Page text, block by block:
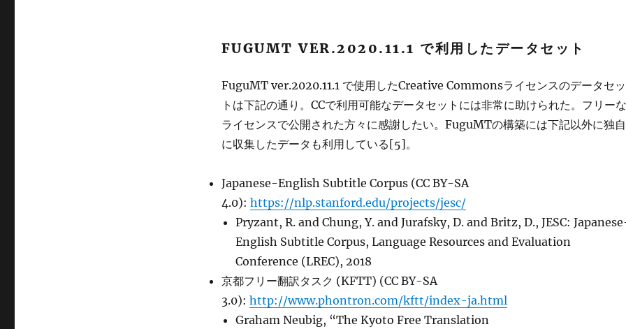
FUGUMT VER.2020.11.1 で利用したデータセット
FuguMT ver.2020.11.1 で使用したCreative Commonsライセンスのデータセッ
トは下記の通り。CCで利用可能なデータセットには非常に助けられた。フリーな
ライセンスで公開された方々に感謝したい。FuguMTの構築には下記以外に独自
に収集したデータも利用している[5]。
Japanese-English Subtitle Corpus (CC BY-SA
4.0): https://nlp.stanford.edu/projects/jesc/
Pryzant, R. and Chung, Y. and Jurafsky, D. and Britz, D., JESC:
English Subtitle Corpus, Language Resources and Evaluation
Conference (LREC), 2018
京都フリー翻訳タスク (KFTT) (CC BY-SA
3.0): http://www.phontron.com/kftt/index-ja.html
Graham Neubig, “The Kyoto Free Translation